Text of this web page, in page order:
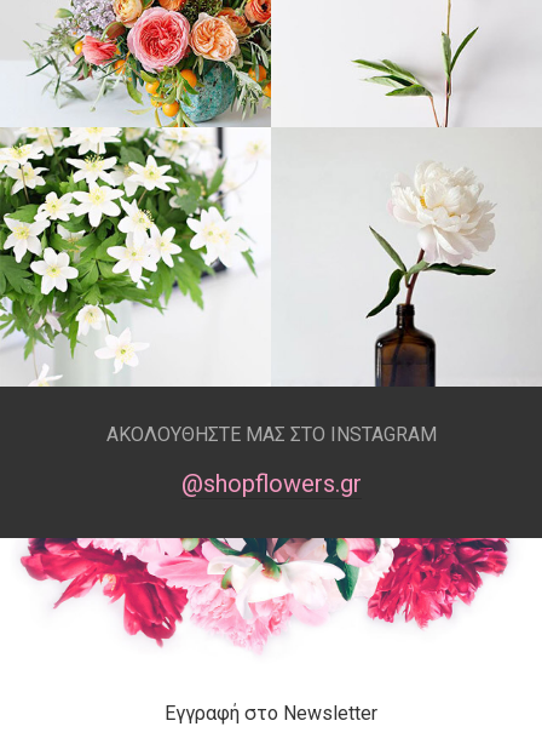
ΑΚΟΛΟΥΘΗΣΤΕ ΜΑΣ ΣΤΟ INSTAGRAM
@shopflowers.gr
Εγγραφή στο Newsletter